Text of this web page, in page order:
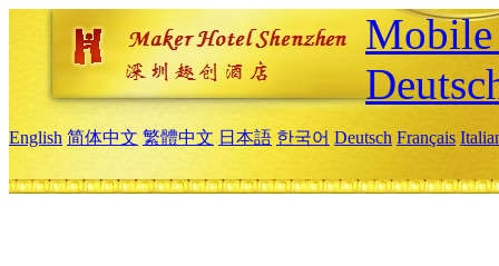
English 简体中文 繁體中文 日本語 한국어 Deutsch Français